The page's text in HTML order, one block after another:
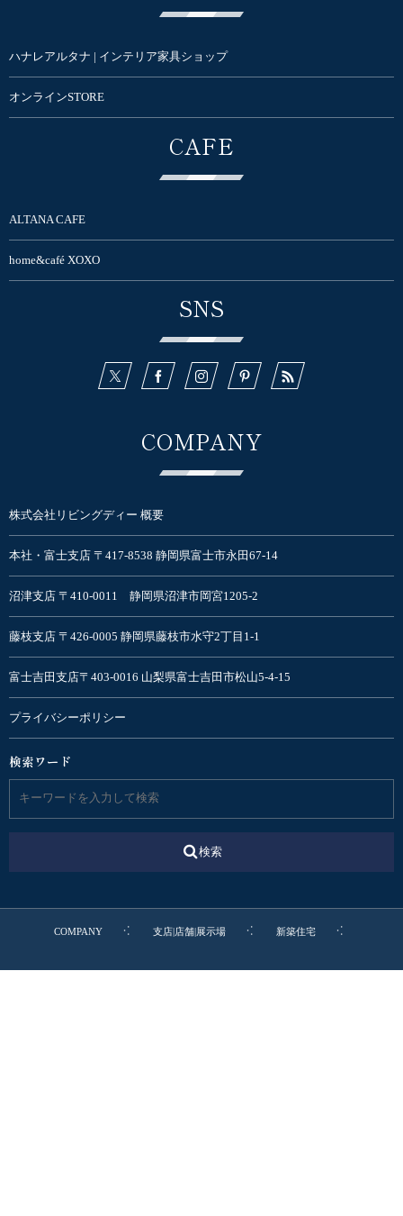
ハナレアルタナ | インテリア家具ショップ
オンラインSTORE
CAFE
ALTANA CAFE
home&café XOXO
SNS
COMPANY
株式会社リビングディー 概要
本社・富士支店 〒417-8538 静岡県富士市永田67-14
沼津支店 〒410-0011 静岡県沼津市岡宮1205-2
藤枝支店 〒426-0005 静岡県藤枝市水守2丁目1-1
富士吉田支店〒403-0016 山梨県富士吉田市松山5-4-15
プライバシーポリシー
検索ワード
検索
COMPANY 支店|店舗|展示場 新築住宅